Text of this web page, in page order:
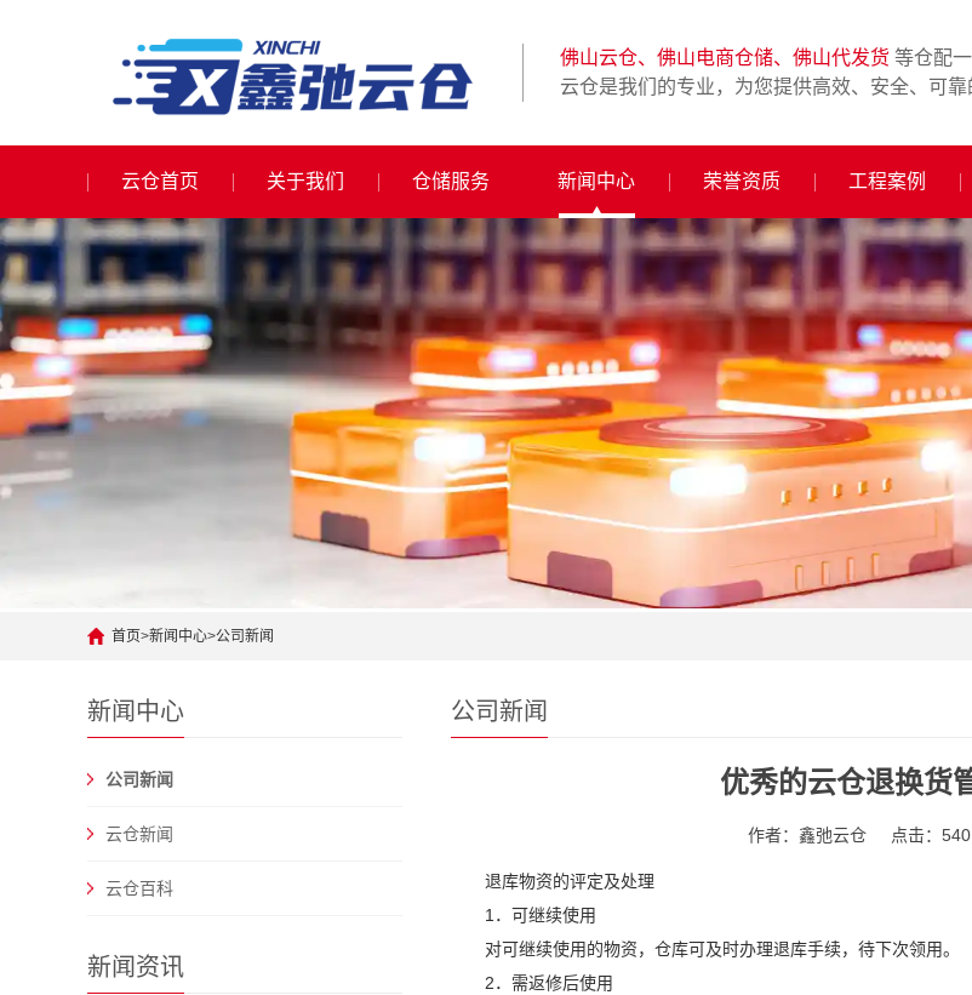
佛山云仓、佛山电商仓储、佛山代发货 等仓配
云仓是我们的专业，为您提供高效、安全、可靠
云仓首页 关于我们 仓储服务 新闻中心 荣誉资质 工程案例
首页>新闻中心>公司新闻
新闻中心
公司新闻
云仓新闻
云仓百科
新闻资讯
公司新闻
优秀的云仓退换货
作者：鑫弛云仓 点击：540
退库物资的评定及处理
1．可继续使用
对可继续使用的物资，仓库可及时办理退库手续，待下次领用。
2．需返修后使用